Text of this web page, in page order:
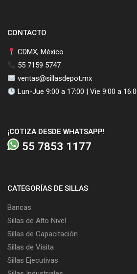
CONTACTO
CDMX, México.
55 7159 5747
ventas@sillasdepot.mx
Lun-Jue 9:00 a 17:00 | Vie 9:00 a
¡COTIZA DESDE WHATSAPP!
55 7853 1177
CATEGORÍAS DE SILLAS
Bancas
Sillas de Alto Nivel
Sillas de Capacitación
Sillas de Visita
Sillas Ejecutivas